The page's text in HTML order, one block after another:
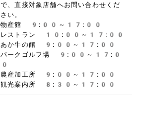
で、直接対象店舗へお問い合わせくだ
さい。
物産館 9:00～17:00
レストラン 10:00～17:00
あか牛の館 9:00～17:00
パークゴルフ場 9:00～17:0
0
農産加工所 9:00～17:00
観光案内所 8:30～17:00